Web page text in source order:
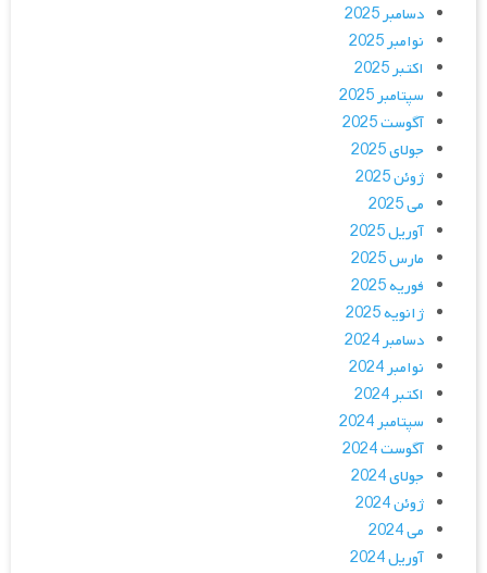
دسامبر 2025
نوامبر 2025
اکتبر 2025
سپتامبر 2025
آگوست 2025
جولای 2025
ژوئن 2025
می 2025
آوریل 2025
مارس 2025
فوریه 2025
ژانویه 2025
دسامبر 2024
نوامبر 2024
اکتبر 2024
سپتامبر 2024
آگوست 2024
جولای 2024
ژوئن 2024
می 2024
آوریل 2024